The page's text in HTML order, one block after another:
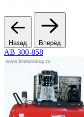
Назад Вперёд
AB 300-858